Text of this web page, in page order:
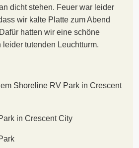
dicht stehen. Feuer war leider
wir kalte Platte zum Abend
hatten wir eine schöne
leider tutenden Leuchtturm.